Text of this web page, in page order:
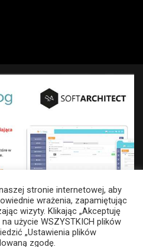
stronie internetowej, aby
wrażenia, zapamiętując
wizyty. Klikając „Akceptuję
użycie WSZYSTKICH plików
„Ustawienia plików
zgodę.